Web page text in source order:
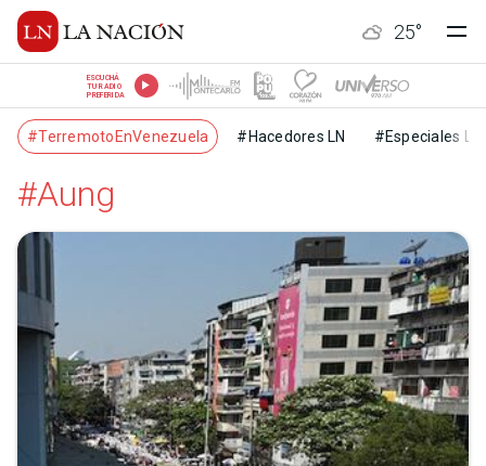
25°
ESCUCHÁ
TU RADIO
PREFERIDA
#TerremotoEnVenezuela #Hacedores LN #Especiales LN
#Aung